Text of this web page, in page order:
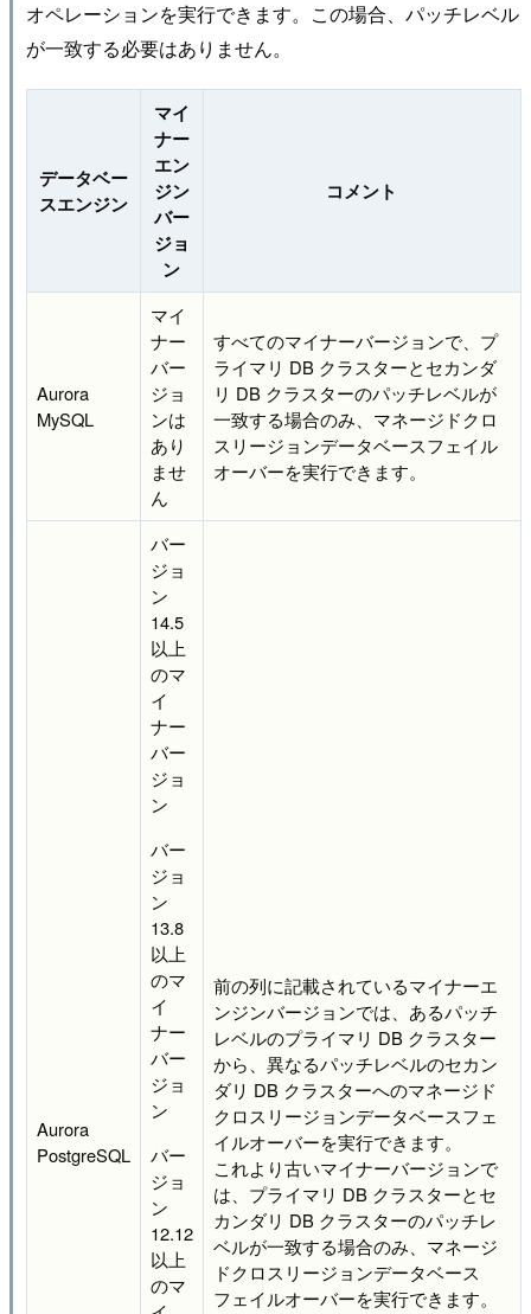
オペレーションを実行できます。この場合、パッチレベル
が一致する必要はありません。
データベー
スエンジン
マイ
ナー
エン
ジン
バー
ジョ
ン
コメント
Aurora
MySQL
マイ
ナー
バー
ジョ
ンは
あり
ませ
ん
すべてのマイナーバージョンで、プ
ライマリ DB クラスターとセカンダ
リ DB クラスターのパッチレベルが
一致する場合のみ、マネージドクロ
スリージョンデータベースフェイル
オーバーを実行できます。
Aurora
PostgreSQL
バー
ジョ
ン
14.5
以上
のマ
イ
ナー
バー
ジョ
ン
バー
ジョ
ン
13.8
以上
のマ
イ
ナー
バー
ジョ
ン
バー
ジョ
ン
12.12
以上
のマ
前の列に記載されているマイナーエ
ンジンバージョンでは、あるパッチ
レベルのプライマリ DB クラスター
から、異なるパッチレベルのセカン
ダリ DB クラスターへのマネージド
クロスリージョンデータベースフェ
イルオーバーを実行できます。
これより古いマイナーバージョンで
は、プライマリ DB クラスターとセ
カンダリ DB クラスターのパッチレ
ベルが一致する場合のみ、マネージ
ドクロスリージョンデータベース
フェイルオーバーを実行できます。